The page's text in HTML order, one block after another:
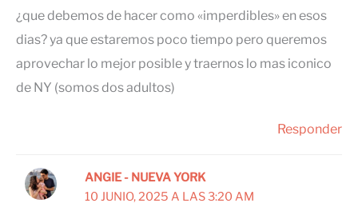
¿que debemos de hacer como «imperdibles» en esos
dias? ya que estaremos poco tiempo pero queremos
aprovechar lo mejor posible y traernos lo mas iconico
de NY (somos dos adultos)
Responder
ANGIE - NUEVA YORK
10 JUNIO, 2025 A LAS 3:20 AM